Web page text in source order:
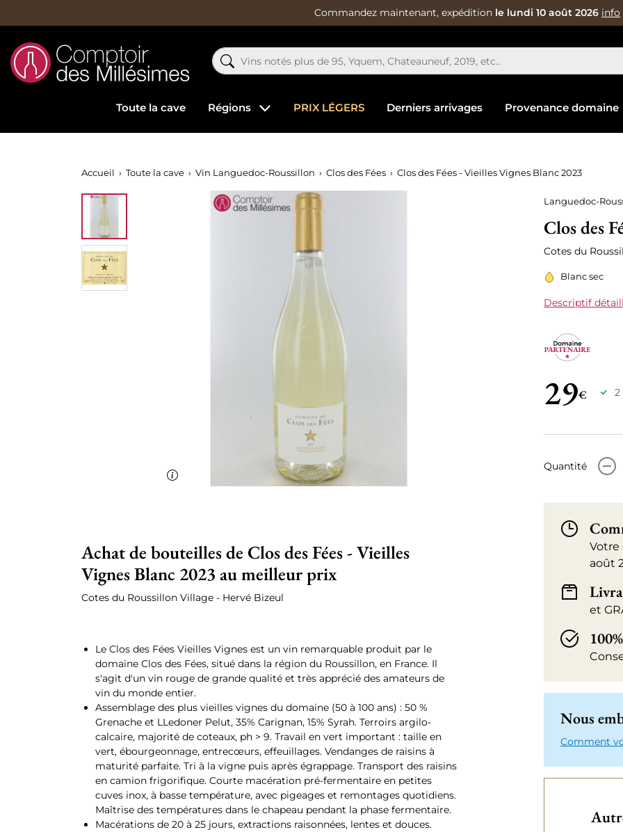
Commandez maintenant, expédition le lundi 10 août 2026 info
Toute la cave Régions PRIX LÉGERS Derniers arrivages Provenance domaine
Accueil Toute la cave Vin Languedoc-Roussillon Clos des Fées Clos des Fées - Vieilles Vignes Blanc 2023
Languedoc-
Clos des
Cotes du
Blanc sec
Descriptif
29€ 2
Quantité -
Votre
août
et
Nous
Comment
Achat de bouteilles de Clos des Fées - Vieilles
Vignes Blanc 2023 au meilleur prix
Cotes du Roussillon Village - Hervé Bizeul
Le Clos des Fées Vieilles Vignes est un vin remarquable produit par le
domaine Clos des Fées, situé dans la région du Roussillon, en France. Il
s'agit d'un vin rouge de grande qualité et très apprécié des amateurs de
vin du monde entier.
Assemblage des plus vieilles vignes du domaine (50 à 100 ans) : 50 %
Grenache et LLedoner Pelut, 35% Carignan, 15% Syrah. Terroirs argilo-
calcaire, majorité de coteaux, ph > 9. Travail en vert important : taille en
vert, ébourgeonnage, entrecœurs, effeuillages. Vendanges de raisins à
maturité parfaite. Tri à la vigne puis après égrappage. Transport des raisins
en camion frigorifique. Courte macération pré-fermentaire en petites
cuves inox, à basse température, avec pigeages et remontages quotidiens.
Maîtrise des températures dans le chapeau pendant la phase fermentaire.
Macérations de 20 à 25 jours, extractions raisonnées, lentes et douces.